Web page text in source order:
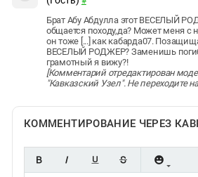
Брат Абу Абдулла этот ВЕСЕЛЫЙ
общается походу,да? Может меня
он тоже [...] как кабарда07.
ВЕСЕЛЫЙ РОДЖЕР? Заменишь
грамотный я вижу?!
[Комментарий отредактирован
"Кавказский Узел". Не переходите
КОММЕНТИРОВАНИЕ ЧЕРЕЗ